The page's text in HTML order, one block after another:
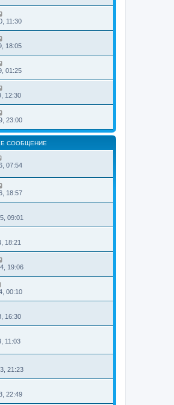
11:30
18:05
01:25
12:30
23:00
СООБЩЕНИЕ
07:54
18:57
09:01
18:21
19:06
00:10
16:30
11:03
21:23
22:49